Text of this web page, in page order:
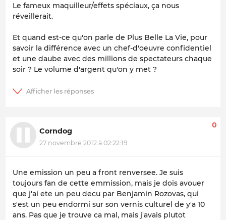
Le fameux maquilleur/effets spéciaux, ça nous
réveillerait.
Et quand est-ce qu'on parle de Plus Belle La Vie, pour
savoir la différence avec un chef-d'oeuvre confidentiel
et une daube avec des millions de spectateurs chaque
soir ? Le volume d'argent qu'on y met ?
Corndog
27 novembre 2012 à 02:22:19
0
Une emission un peu a front renversee. Je suis
toujours fan de cette emmission, mais je dois avouer
que j'ai ete un peu decu par Benjamin Rozovas, qui
s'est un peu endormi sur son vernis culturel de y'a 10
ans. Pas que je trouve ca mal, mais j'avais plutot